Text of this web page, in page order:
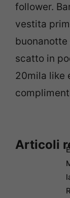
follower.
vestita
scatto in
20mila like
Articoli